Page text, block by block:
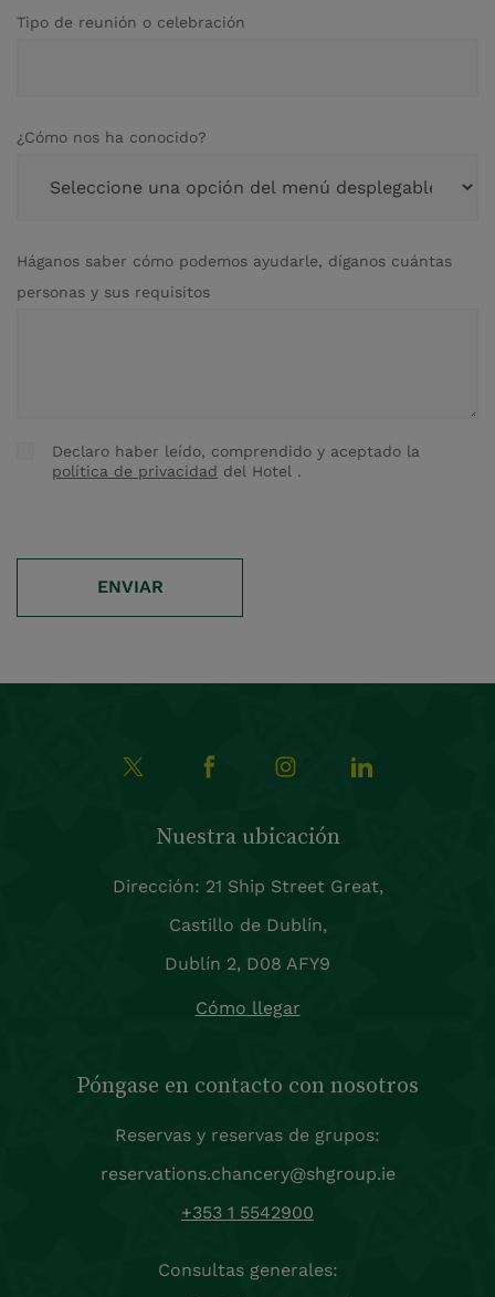
Tipo de reunión o celebración
¿Cómo nos ha conocido?
Háganos saber cómo podemos ayudarle, díganos cuántas
personas y sus requisitos
Consentimiento
Declaro haber leído, comprendido y aceptado la
política de privacidad del Hotel .
ENVIAR
Nuestra ubicación
Dirección: 21 Ship Street Great,
Castillo de Dublín,
Dublín 2, D08 AFY9
Cómo llegar
Póngase en contacto con nosotros
Reservas y reservas de grupos:
reservations.chancery@shgroup.ie
+353 1 5542900
Consultas generales: